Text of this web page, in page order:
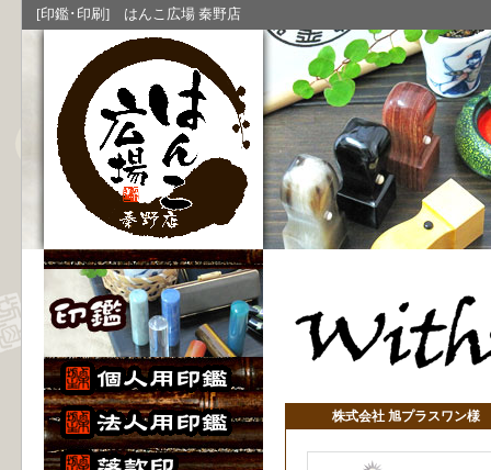
[印鑑･印刷] はんこ広場 秦野店
株式会社 旭プラスワン様